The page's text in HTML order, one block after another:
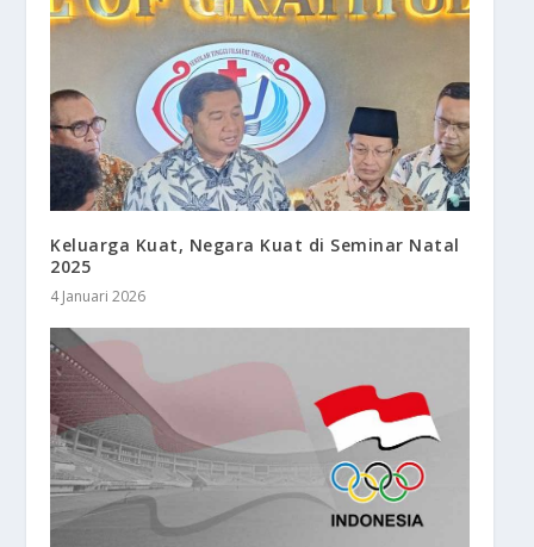
Keluarga Kuat, Negara Kuat di Seminar Natal
2025
4 Januari 2026